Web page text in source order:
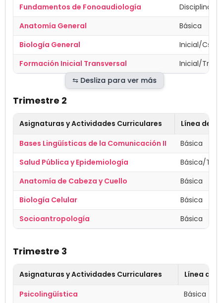
Fundamentos de Fonoaudiología
Disciplinar
Anatomía General
Básica
Biología General
Inicial/Cs.
Formación Inicial Transversal
Inicial/
Trimestre 2
Asignaturas y Actividades Curriculares
Línea de
Bases Lingüísticas de la Comunicación II
Básica
Salud Pública y Epidemiología
Básica/
Anatomía de Cabeza y Cuello
Básica
Biología Celular
Básica
Socioantropología
Básica
Trimestre 3
Asignaturas y Actividades Curriculares
Línea de
Psicolingüística
Básica